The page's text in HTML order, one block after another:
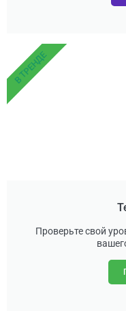
Проверьте свой
В ТРЕНДЕ